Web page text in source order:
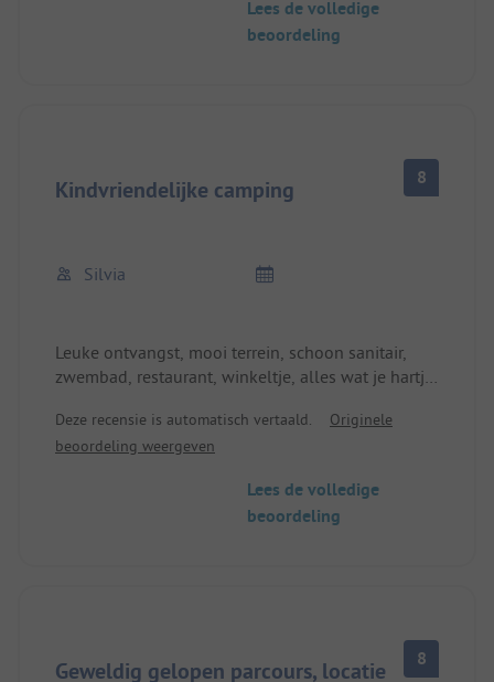
Lees de volledige
beoordeling
Kindvriendelijke camping 8
Silvia
Leuke ontvangst, mooi terrein, schoon sanitair,
zwembad, restaurant, winkeltje, alles wat je hartje
strand, maar helaas later weer bergopwaarts. Veel
kinderen en jongeren die zich hier erg op hun
veilig voor kinderen. Weg en spoorlijn in de directe
Deze recensie is automatisch vertaald.
Originele
beoordeling weergeven
Lees de volledige
beoordeling
Geweldig gelopen parcours, locatie
8